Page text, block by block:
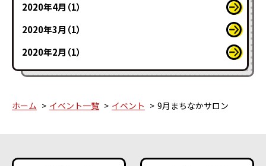
2020年4月（1）
2020年3月（1）
2020年2月（1）
ホーム イベント一覧 イベント 9月まちなかサロン